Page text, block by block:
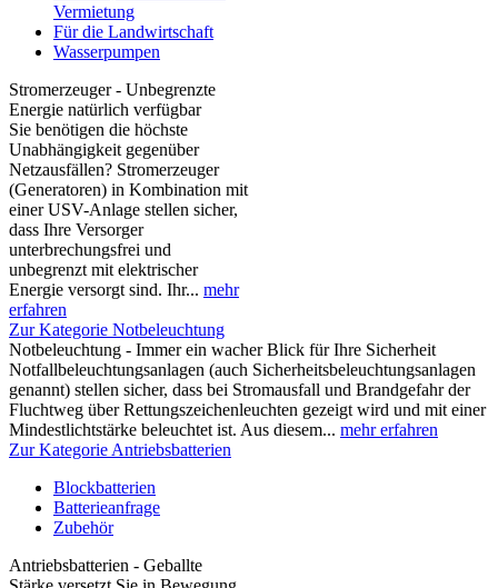
Vermietung
Für die Landwirtschaft
Wasserpumpen
Stromerzeuger - Unbegrenzte
Energie natürlich verfügbar
Sie benötigen die höchste
Unabhängigkeit gegenüber
Netzausfällen? Stromerzeuger
(Generatoren) in Kombination mit
einer USV-Anlage stellen sicher,
dass Ihre Versorger
unterbrechungsfrei und
unbegrenzt mit elektrischer
Energie versorgt sind. Ihr... mehr
erfahren
Zur Kategorie Notbeleuchtung
Notbeleuchtung - Immer ein wacher Blick für Ihre Sicherheit
Notfallbeleuchtungsanlagen (auch Sicherheitsbeleuchtungsanlagen
genannt) stellen sicher, dass bei Stromausfall und Brandgefahr der
Fluchtweg über Rettungszeichenleuchten gezeigt wird und mit einer
Mindestlichtstärke beleuchtet ist. Aus diesem... mehr erfahren
Zur Kategorie Antriebsbatterien
Blockbatterien
Batterieanfrage
Zubehör
Antriebsbatterien - Geballte